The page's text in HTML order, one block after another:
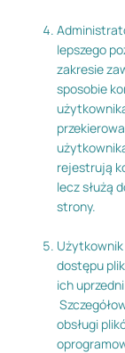
lepszego
zakresie
sposobie
rejestrują
lecz służą
strony.
dostępu
ich
obsługi